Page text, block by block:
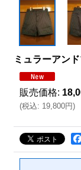
ミュラーアン
販売価格:
(税込: 19,800円)